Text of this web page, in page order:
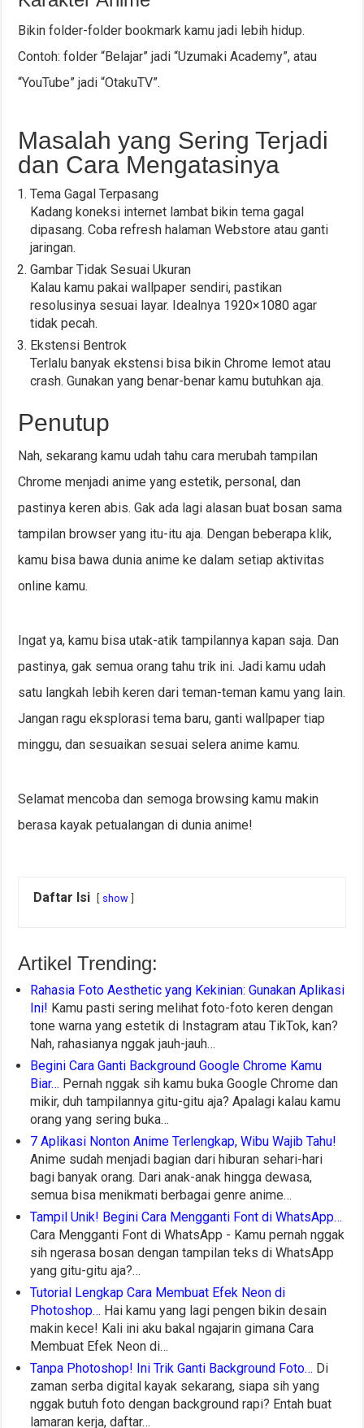
Bikin folder-folder bookmark kamu jadi lebih hidup.
Contoh: folder “Belajar” jadi “Uzumaki Academy”, atau
“YouTube” jadi “OtakuTV”.
Masalah yang Sering Terjadi
dan Cara Mengatasinya
Tema Gagal Terpasang
Kadang koneksi internet lambat bikin tema gagal
dipasang. Coba refresh halaman Webstore atau ganti
jaringan.
Gambar Tidak Sesuai Ukuran
Kalau kamu pakai wallpaper sendiri, pastikan
resolusinya sesuai layar. Idealnya 1920×1080 agar
tidak pecah.
Ekstensi Bentrok
Terlalu banyak ekstensi bisa bikin Chrome lemot atau
crash. Gunakan yang benar-benar kamu butuhkan aja.
Penutup
Nah, sekarang kamu udah tahu cara merubah tampilan
Chrome menjadi anime yang estetik, personal, dan
pastinya keren abis. Gak ada lagi alasan buat bosan sama
tampilan browser yang itu-itu aja. Dengan beberapa klik,
kamu bisa bawa dunia anime ke dalam setiap aktivitas
online kamu.
Ingat ya, kamu bisa utak-atik tampilannya kapan saja. Dan
pastinya, gak semua orang tahu trik ini. Jadi kamu udah
satu langkah lebih keren dari teman-teman kamu yang lain.
Jangan ragu eksplorasi tema baru, ganti wallpaper tiap
minggu, dan sesuaikan sesuai selera anime kamu.
Selamat mencoba dan semoga browsing kamu makin
berasa kayak petualangan di dunia anime!
Daftar Isi show
Artikel Trending:
Rahasia Foto Aesthetic yang Kekinian: Gunakan Aplikasi
Ini! Kamu pasti sering melihat foto-foto keren dengan
tone warna yang estetik di Instagram atau TikTok, kan?
Nah, rahasianya nggak jauh-jauh…
Begini Cara Ganti Background Google Chrome Kamu
Biar… Pernah nggak sih kamu buka Google Chrome dan
mikir, duh tampilannya gitu-gitu aja? Apalagi kalau kamu
orang yang sering buka…
7 Aplikasi Nonton Anime Terlengkap, Wibu Wajib Tahu!
Anime sudah menjadi bagian dari hiburan sehari-hari
bagi banyak orang. Dari anak-anak hingga dewasa,
semua bisa menikmati berbagai genre anime…
Tampil Unik! Begini Cara Mengganti Font di WhatsApp…
Cara Mengganti Font di WhatsApp - Kamu pernah nggak
sih ngerasa bosan dengan tampilan teks di WhatsApp
yang gitu-gitu aja?…
Tutorial Lengkap Cara Membuat Efek Neon di
Photoshop… Hai kamu yang lagi pengen bikin desain
makin kece! Kali ini aku bakal ngajarin gimana Cara
Membuat Efek Neon di…
Tanpa Photoshop! Ini Trik Ganti Background Foto… Di
zaman serba digital kayak sekarang, siapa sih yang
nggak butuh foto dengan background rapi? Entah buat
lamaran kerja, daftar…